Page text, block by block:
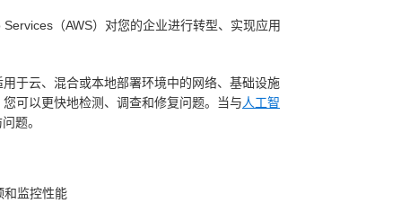
（AWS）对您的企业进行转型、实现应用
于云、混合或本地部署环境中的网络、基础设施
可以更快地检测、调查和修复问题。当与人工智
题。
和监控性能